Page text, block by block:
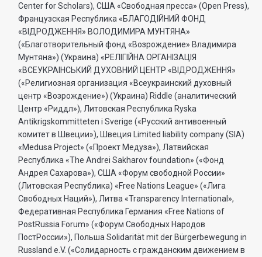
Center for Scholars), США «Свободная пресса» (Open Press),
Французская Республика «БЛАГОДIЙНИЙ ФОНД
«ВIДРОДЖЕННЯ» ВОЛОДИМИРА МУНТЯНА»
(«Благотворительный фонд «Возрождение» Владимира
Мунтяна») (Украина) «РЕЛIГIЙНА ОРГАНIЗАЦIЯ
«ВСЕУКРАIНСЬКИЙ ДУХОВНИЙ ЦЕНТР «ВIДРОДЖЕННЯ»
(«Религиозная организация «Всеукраинский духовный
центр «Возрождение») (Украина) Riddle (аналитический
Центр «Риддл»), Литовская Республика Ryska
Antikrigskommitteten i Sverige («Русский антивоенный
комитет в Швеции»), Швеция Limited liability company (SIA)
«Medusa Project» («Проект Медуза»), Латвийская
Республика «The Andrei Sakharov foundation» («Фонд
Андрея Сахарова»), США «Форум свободной России»
(Литовская Республика) «Free Nations League» («Лига
Свободных Наций»), Литва «Transparеncy International»,
Федеративная Республика Германия «Free Nations of
PostRussia Forum» («Форум Свободных Народов
ПостРоссии»), Польша Solidarität mit der Bürgerbewegung in
Russland e.V. («Солидарность с гражданским движением в